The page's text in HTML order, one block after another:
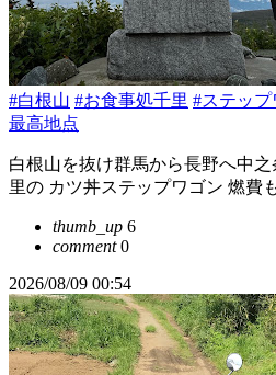
#白根山 #お食事処千里 #ステッ
最高地点
白根山を抜け群馬から長野へ中
里の カツ丼ステップワゴン 燃費
thumb_up 6
comment0
2026/08/09 00:54